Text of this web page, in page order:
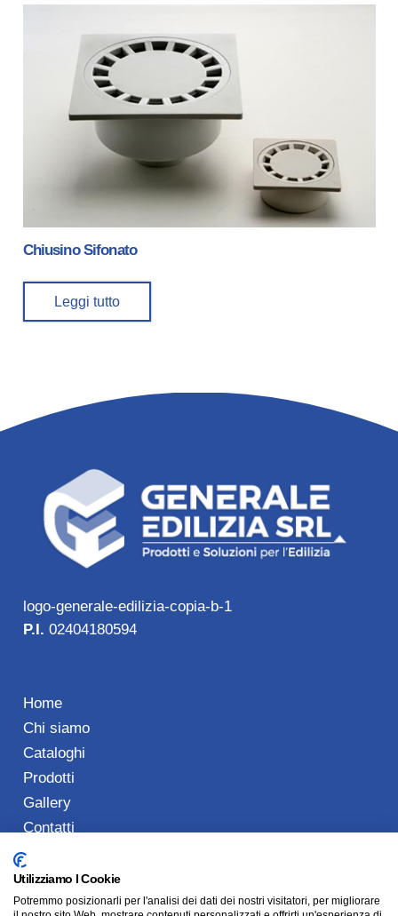
Chiusino Sifonato
Leggi tutto
logo-generale-edilizia-copia-b-1
P.I. 02404180594
Home
Chi siamo
Cataloghi
Prodotti
Gallery
Contatti
Tel: 0773 489901
Utilizziamo I Cookie
Potremmo posizionarli per l'analisi dei dati dei nostri visitatori, per migliorare